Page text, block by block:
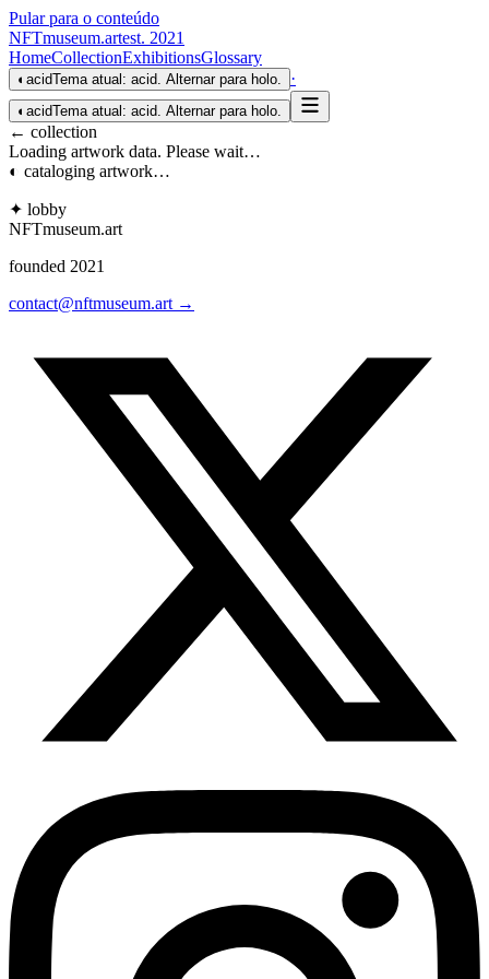
Pular para o conteúdo
NFTmuseum.artest. 2021
HomeCollectionExhibitionsGlossary
◐ acidTema atual: acid. Alternar para holo. ·
◐ acidTema atual: acid. Alternar para holo.
← collection
Loading artwork data. Please wait…
◐ cataloging artwork…
✦ lobby
NFTmuseum.art
founded 2021
contact@nftmuseum.art →